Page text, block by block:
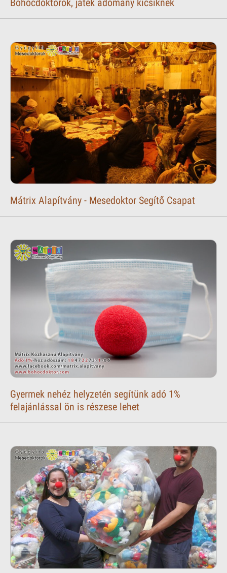
Mátrix Alapítvány - Mesedoktor Segítő Csapat
Gyermek nehéz helyzetén segítünk adó 1%
felajánlással ön is részese lehet